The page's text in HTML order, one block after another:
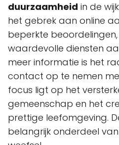
duurzaamheid in de
het gebrek aan online
beperkte
waardevolle diensten
meer informatie is het
contact op te nemen
focus ligt op het
gemeenschap en het
prettige leefomgeving.
belangrijk onderdeel